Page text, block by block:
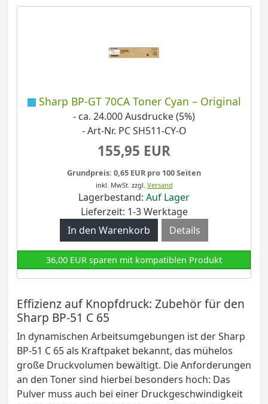
Sharp BP-GT 70CA Toner Cyan – Original
- ca. 24.000 Ausdrucke (5%)
- Art-Nr. PC SH511-CY-O
155,95 EUR
Grundpreis: 0,65 EUR pro 100 Seiten
inkl. MwSt. zzgl. Versand
Lagerbestand: Auf Lager
Lieferzeit: 1-3 Werktage
Details
36,00 EUR sparen mit kompatiblen Produkt
Effizienz auf Knopfdruck: Zubehör für den
Sharp BP-51 C 65
In dynamischen Arbeitsumgebungen ist der Sharp
BP-51 C 65 als Kraftpaket bekannt, das mühelos
große Druckvolumen bewältigt. Die Anforderungen
an den Toner sind hierbei besonders hoch: Das
Pulver muss auch bei einer Druckgeschwindigkeit